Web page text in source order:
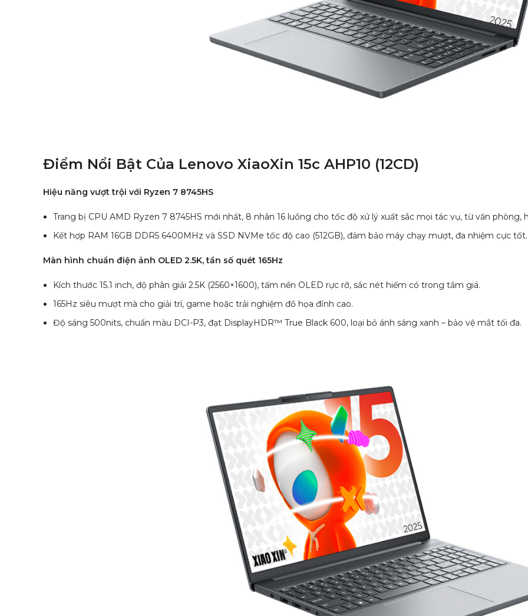
Điểm Nổi Bật Của Lenovo XiaoXin 15c AHP10 (12CD)
Hiệu năng vượt trội với Ryzen 7 8745HS
Trang bị CPU AMD Ryzen 7 8745HS mới nhất, 8 nhân 16 luồng cho tốc độ xử lý xuất sắc mọi tác vụ, từ văn phòng,
Kết hợp RAM 16GB DDR5 6400MHz và SSD NVMe tốc độ cao (512GB), đảm bảo máy chạy mượt, đa nhiệm cực tốt.
Màn hình chuẩn điện ảnh OLED 2.5K, tần số quét 165Hz
Kích thước 15.1 inch, độ phân giải 2.5K (2560×1600), tấm nền OLED rực rỡ, sắc nét hiếm có trong tầm giá.
165Hz siêu mượt mà cho giải trí, game hoặc trải nghiệm đồ họa đỉnh cao.
Độ sáng 500nits, chuẩn màu DCI-P3, đạt DisplayHDR™ True Black 600, loại bỏ ánh sáng xanh – bảo vệ mắt tối đa.